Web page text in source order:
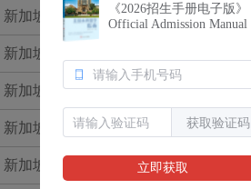
新加坡加拿大国际学校：为学生提供优质的学习和生活环境
新加坡加拿大国际学校提供多样化的教学方法和资源
新加坡加拿大国际学校为学生提供个性化的学习支持
《2026招生手册电子版》
Official Admission Manual
获取验证码
立即获取